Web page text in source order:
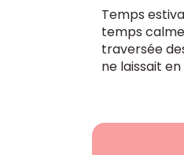
Temps
temps
traversée
ne laissait